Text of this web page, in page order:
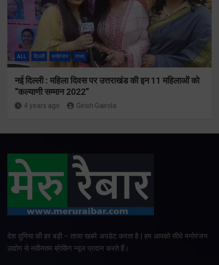
ALL दिल्ली मनोरंजन राज्य
नई दिल्ली : महिला दिवस पर उत्तराखंड की इन 11 महिलाओं को
“कल्याणी सम्मान 2022”
4 years ago Girish Gairola
देश दुनिया की हर बड़ी – ताजा खबरे अपडेट करता है | हम आपको सीधे मनोरंजन
उद्योग से नवीनतम ब्रेकिंग न्यूज प्रदान करते हैं।